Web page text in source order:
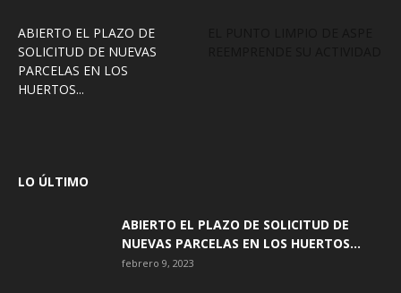
ABIERTO EL PLAZO DE
SOLICITUD DE NUEVAS
PARCELAS EN LOS
HUERTOS...
LO ÚLTIMO
ABIERTO EL PLAZO DE SOLICITUD DE
NUEVAS PARCELAS EN LOS HUERTOS...
febrero 9, 2023